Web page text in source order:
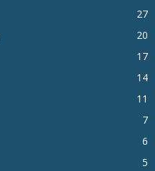
27
20
17
14
11
7
6
5